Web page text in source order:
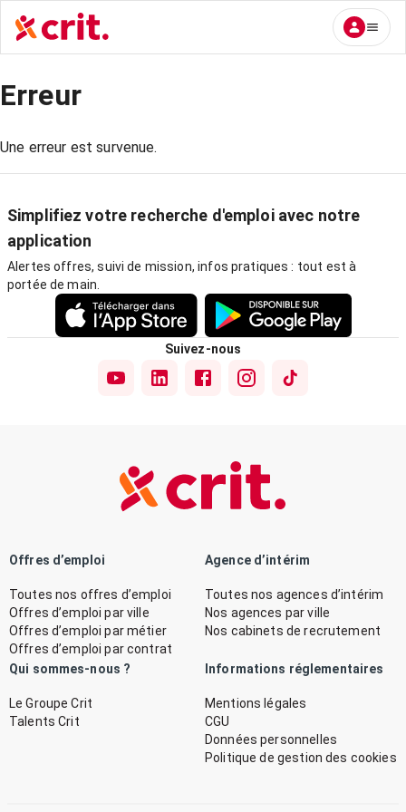
Erreur
Une erreur est survenue.
Simplifiez votre recherche d'emploi avec notre
application
Alertes offres, suivi de mission, infos pratiques : tout est à
portée de main.
Suivez-nous
Offres d’emploi
Toutes nos offres d’emploi
Offres d’emploi par ville
Offres d’emploi par métier
Offres d’emploi par contrat
Agence d’intérim
Toutes nos agences d’intérim
Nos agences par ville
Nos cabinets de recrutement
Qui sommes-nous ?
Le Groupe Crit
Talents Crit
Informations réglementaires
Mentions légales
CGU
Données personnelles
Politique de gestion des cookies